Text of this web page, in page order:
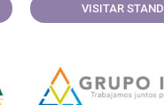
VISITAR STAND